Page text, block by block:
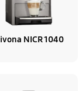
NICR 1040